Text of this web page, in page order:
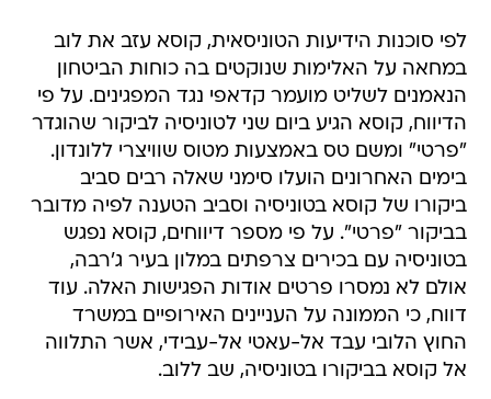
לפי סוכנות הידיעות הטוניסאית, קוסא עזב את לוב
במחאה על האלימות שנוקטים בה כוחות הביטחון
הנאמנים לשליט מועמר קדאפי נגד המפגינים. על פי
הדיווח, קוסא הגיע ביום שני לטוניסיה לביקור שהוגדר
"פרטי" ומשם טס באמצעות מטוס שוויצרי ללונדון.
בימים האחרונים הועלו סימני שאלה רבים סביב
ביקורו של קוסא בטוניסיה וסביב הטענה לפיה מדובר
בביקור "פרטי". על פי מספר דיווחים, קוסא נפגש
בטוניסיה עם בכירים צרפתים במלון בעיר ג'רבה,
אולם לא נמסרו פרטים אודות הפגישות האלה. עוד
דווח, כי הממונה על העניינים האירופיים במשרד
החוץ הלובי עבד אל-עאטי אל-עבידי, אשר התלווה
אל קוסא בביקורו בטוניסיה, שב ללוב.